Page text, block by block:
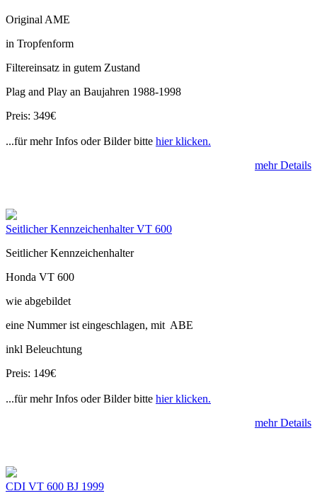
Original AME
in Tropfenform
Filtereinsatz in gutem Zustand
Plag and Play an Baujahren 1988-1998
Preis: 349€
...für mehr Infos oder Bilder bitte hier klicken.
mehr Details
Seitlicher Kennzeichenhalter VT 600
Seitlicher Kennzeichenhalter
Honda VT 600
wie abgebildet
eine Nummer ist eingeschlagen, mit ABE
inkl Beleuchtung
Preis: 149€
...für mehr Infos oder Bilder bitte hier klicken.
mehr Details
CDI VT 600 BJ 1999